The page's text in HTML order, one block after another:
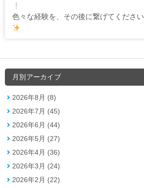
色々な経験を、その後に繋げてください
月別アーカイブ
2026年8月 (8)
2026年7月 (45)
2026年6月 (44)
2026年5月 (27)
2026年4月 (36)
2026年3月 (24)
2026年2月 (22)